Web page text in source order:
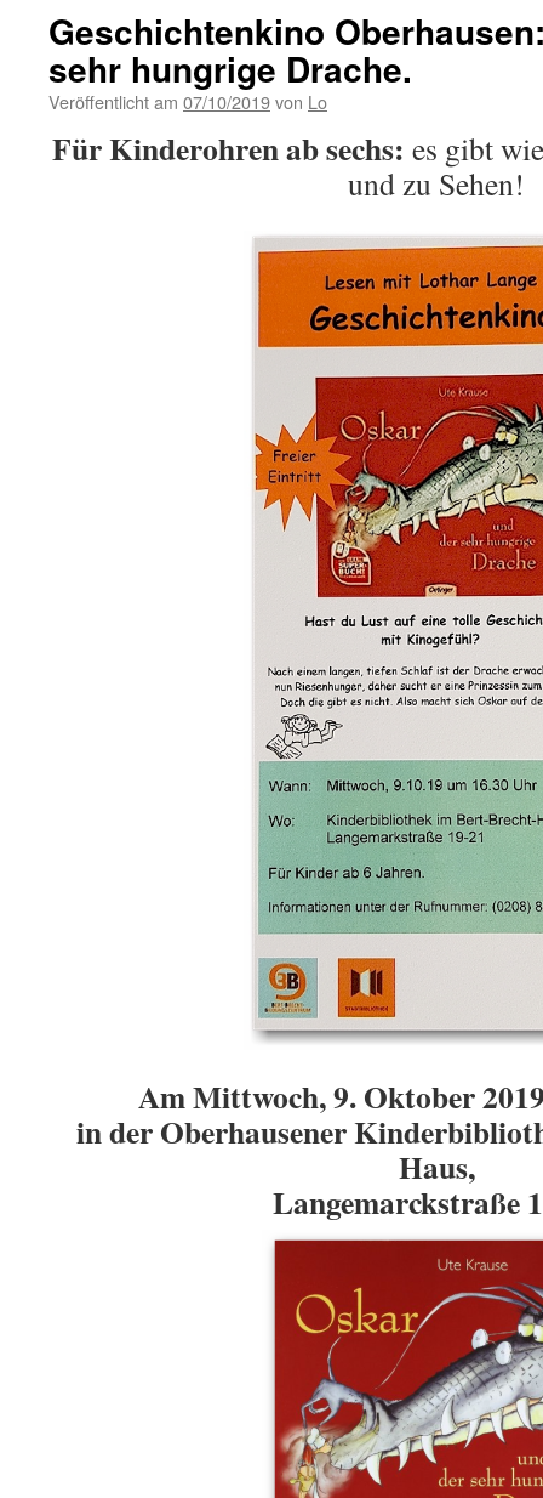
Geschichtenkino
sehr hungrige Drache.
Veröffentlicht am 07/10/2019von Lo
Für Kinderohren ab sechs: es gibt
und zu Sehen!
Am Mittwoch, 9. Oktober
in der Oberhausener
Haus,
Langemarckstraße